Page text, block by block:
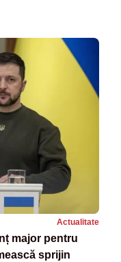
Actualitate
major pentru
sprijin